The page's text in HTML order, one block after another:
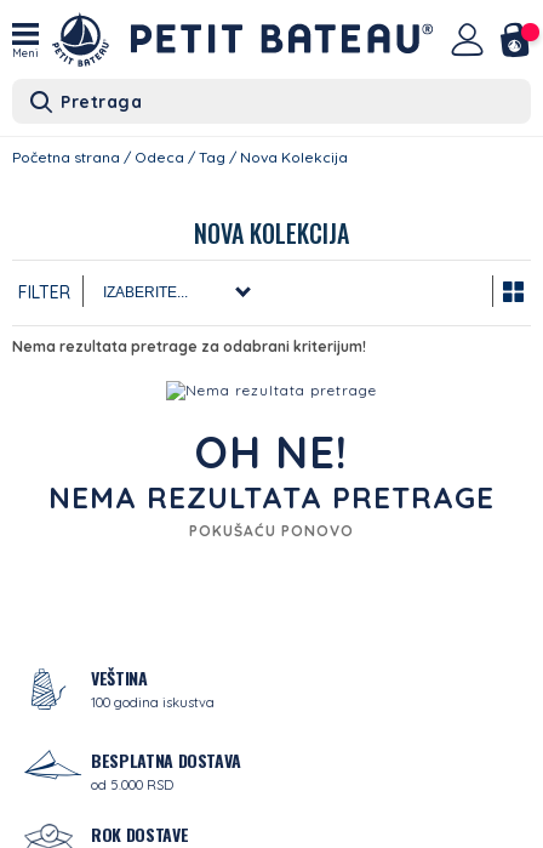
Meni
Pretraga
Početna strana / Odeca / Tag / Nova Kolekcija
NOVA KOLEKCIJA
FILTER
Nema rezultata pretrage za odabrani kriterijum!
OH NE!
NEMA REZULTATA PRETRAGE
POKUŠAĆU PONOVO
VEŠTINA
100 godina iskustva
BESPLATNA DOSTAVA
od 5.000 RSD
ROK DOSTAVE